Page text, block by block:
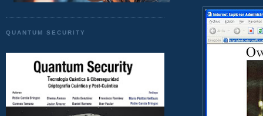
QUANTUM SECURITY